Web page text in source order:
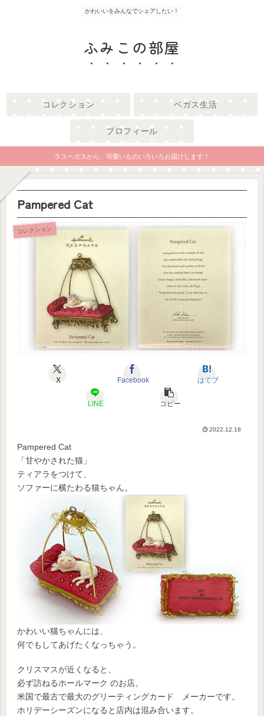
かわいいをみんなでシェアしたい！
ふみこの部屋
コレクション ベガス生活
プロフィール
ラスベガスから、可愛いものいろいろお届けします！
Pampered Cat
コレクション
X Facebook はてブ
LINE コピー
2022.12.18
Pampered Cat
「甘やかされた猫」
ティアラをつけて、
ソファーに横たわる猫ちゃん。
かわいい猫ちゃんには、
何でもしてあげたくなっちゃう。
クリスマスが近くなると、
必ず訪ねるホールマーク のお店。
米国で最古で最大のグリーティングカード メーカーです。
ホリデーシーズンになると店内は混み合います。